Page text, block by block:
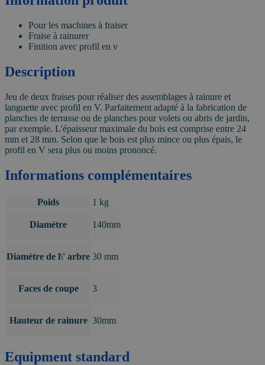
Pour les machines à fraiser
Fraise à rainurer
Finition avec profil en v
Description
Jeu de deux fraises pour réaliser des assemblages à rainure et
languette avec profil en V. Parfaitement adapté à la fabrication de
planches de terrasse ou de planches pour volets ou abris de jardin,
par exemple. L'épaisseur maximale du bois est comprise entre 24
mm et 28 mm. Selon que le bois est plus mince ou plus épais, le
profil en V sera plus ou moins prononcé.
Informations complémentaires
Poids 1 kg
Diamètre 140mm
Diamètre de l\' arbre 30 mm
Faces de coupe 3
Hauteur de rainure 30mm
Equipment standard